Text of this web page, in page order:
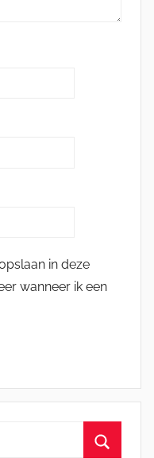
in deze
wanneer ik een